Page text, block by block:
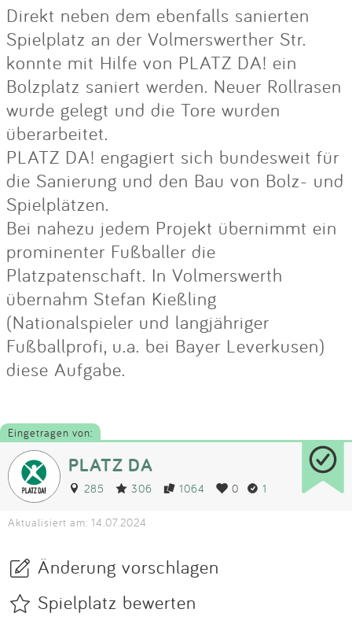
Direkt neben dem ebenfalls sanierten
Spielplatz an der Volmerswerther Str.
konnte mit Hilfe von PLATZ DA! ein
Bolzplatz saniert werden. Neuer Rollrasen
wurde gelegt und die Tore wurden
überarbeitet.
PLATZ DA! engagiert sich bundesweit für
die Sanierung und den Bau von Bolz- und
Spielplätzen.
Bei nahezu jedem Projekt übernimmt ein
prominenter Fußballer die
Platzpatenschaft. In Volmerswerth
übernahm Stefan Kießling
(Nationalspieler und langjähriger
Fußballprofi, u.a. bei Bayer Leverkusen)
diese Aufgabe.
Eingetragen von:
PLATZ DA
285 306 1064 0 1
Aktualisiert am: 14.07.2024
Änderung vorschlagen
Spielplatz bewerten